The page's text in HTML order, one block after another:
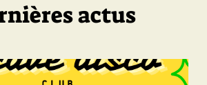
actus